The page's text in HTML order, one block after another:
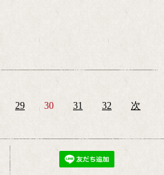
29 30 31 32
次